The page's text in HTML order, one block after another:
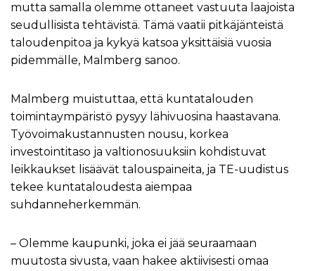
mutta samalla olemme ottaneet vastuuta laajoista
seudullisista tehtävistä. Tämä vaatii pitkäjänteistä
taloudenpitoa ja kykyä katsoa yksittäisiä vuosia
pidemmälle, Malmberg sanoo.
Malmberg muistuttaa, että kuntatalouden
toimintaympäristö pysyy lähivuosina haastavana.
Työvoimakustannusten nousu, korkea
investointitaso ja valtionosuuksiin kohdistuvat
leikkaukset lisäävät talouspaineita, ja TE-uudistus
tekee kuntataloudesta aiempaa
suhdanneherkemmän.
– Olemme kaupunki, joka ei jää seuraamaan
muutosta sivusta, vaan hakee aktiivisesti omaa